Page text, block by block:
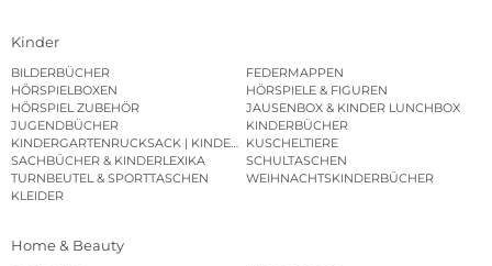
Kinder
BILDERBÜCHER
FEDERMAPPEN
HÖRSPIELBOXEN
HÖRSPIELE & FIGUREN
HÖRSPIEL ZUBEHÖR
JAUSENBOX & KINDER LUNCHBOX
JUGENDBÜCHER
KINDERBÜCHER
KINDERGARTENRUCKSACK | KINDERGARTENBEUTEL
KUSCHELTIERE
SACHBÜCHER & KINDERLEXIKA
SCHULTASCHEN
TURNBEUTEL & SPORTTASCHEN
WEIHNACHTSKINDERBÜCHER
KLEIDER
Home & Beauty